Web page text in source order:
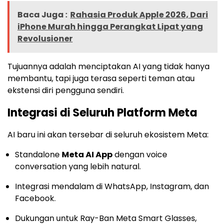
Baca Juga : Rahasia Produk Apple 2026, Dari
iPhone Murah hingga Perangkat Lipat yang
Revolusioner
Tujuannya adalah menciptakan AI yang tidak hanya
membantu, tapi juga terasa seperti teman atau
ekstensi diri pengguna sendiri.
Integrasi di Seluruh Platform Meta
AI baru ini akan tersebar di seluruh ekosistem Meta:
Standalone Meta AI Appdengan voice
conversation yang lebih natural.
Integrasi mendalam di WhatsApp, Instagram, dan
Facebook.
Dukungan untuk Ray-Ban Meta Smart Glasses,